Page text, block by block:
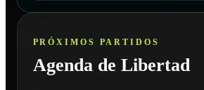
PRÓXIMOS PARTIDOS
Agenda de Libertad